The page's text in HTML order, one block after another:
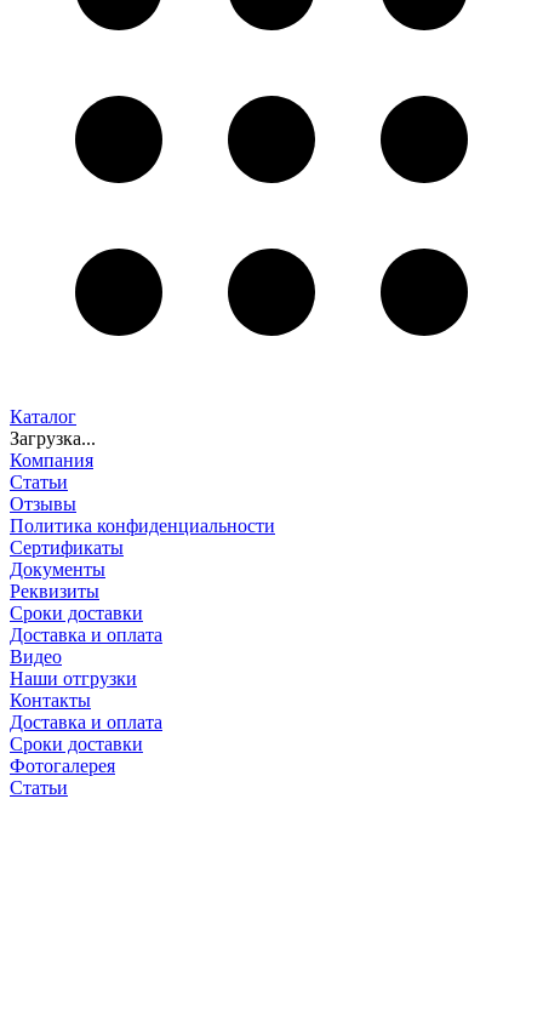
Каталог
Загрузка...
Компания
Статьи
Отзывы
Политика конфиденциальности
Сертификаты
Документы
Реквизиты
Сроки доставки
Доставка и оплата
Видео
Наши отгрузки
Контакты
Доставка и оплата
Сроки доставки
Фотогалерея
Статьи